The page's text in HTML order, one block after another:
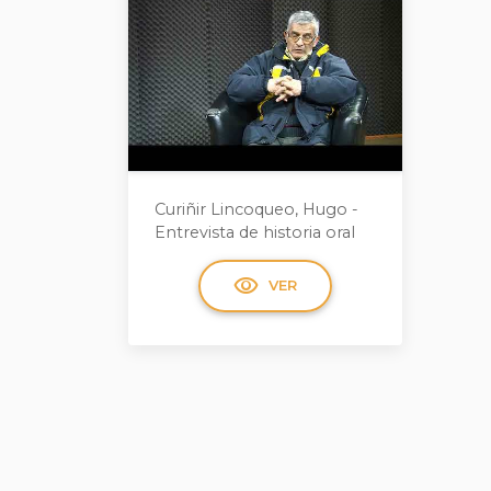
Curiñir Lincoqueo, Hugo -
Entrevista de historia oral
visibility VER